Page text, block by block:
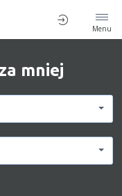
Menu
mniej